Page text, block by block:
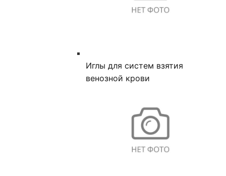
Иглы для систем взятия
венозной крови